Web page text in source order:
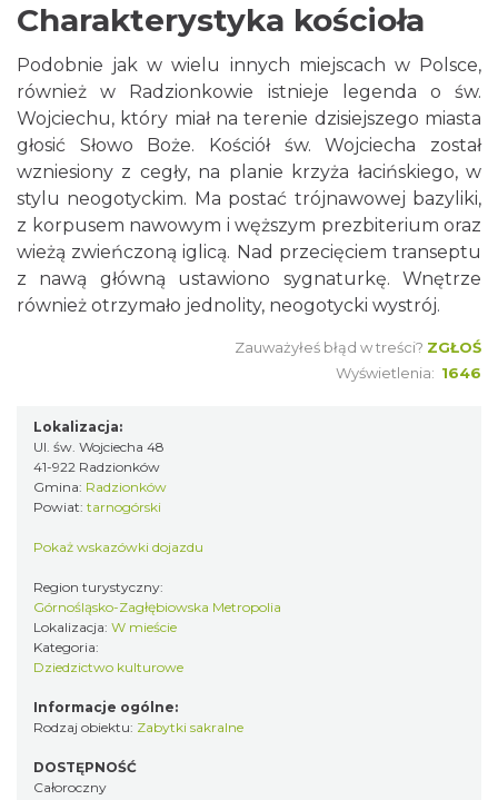
Charakterystyka kościoła
Podobnie jak w wielu innych miejscach w Polsce,
również w Radzionkowie istnieje legenda o św.
Wojciechu, który miał na terenie dzisiejszego miasta
głosić Słowo Boże. Kościół św. Wojciecha został
wzniesiony z cegły, na planie krzyża łacińskiego, w
stylu neogotyckim. Ma postać trójnawowej bazyliki,
z korpusem nawowym i węższym prezbiterium oraz
wieżą zwieńczoną iglicą. Nad przecięciem transeptu
z nawą główną ustawiono sygnaturkę. Wnętrze
również otrzymało jednolity, neogotycki wystrój.
Zauważyłeś błąd w treści? ZGŁOŚ
Wyświetlenia: 1646
Lokalizacja:
Ul. św. Wojciecha 48
41-922 Radzionków
Gmina: Radzionków
Powiat: tarnogórski
Pokaż wskazówki dojazdu
Region turystyczny:
Górnośląsko-Zagłębiowska Metropolia
Lokalizacja: W mieście
Kategoria:
Dziedzictwo kulturowe
Informacje ogólne:
Rodzaj obiektu: Zabytki sakralne
DOSTĘPNOŚĆ
Całoroczny